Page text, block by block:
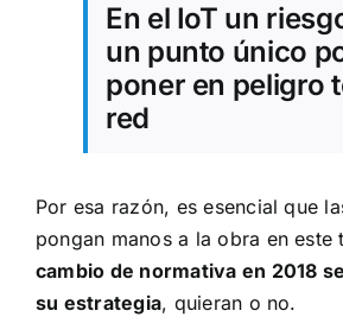
En el IoT un
un punto único
poner en peligro
red
Por esa razón, es esencial que
pongan manos a la obra en este
cambio de normativa en 2018
su estrategia, quieran o no.